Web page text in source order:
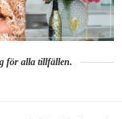
för alla tillfällen.